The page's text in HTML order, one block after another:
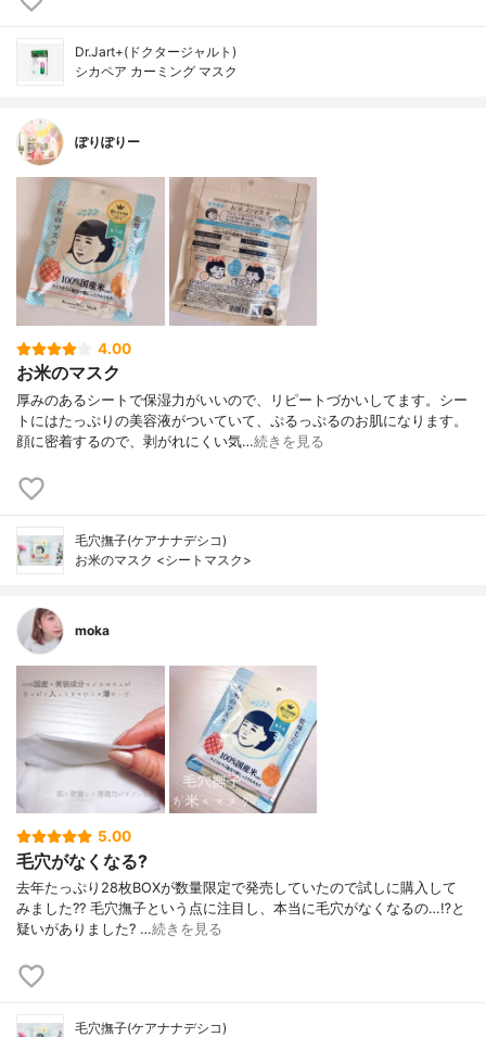
Dr.Jart+(ドクタージャルト)
シカペア カーミング マスク
ぽりぽりー
4.00
お米のマスク
厚みのあるシートで保湿力がいいので、リピートづかいしてます。シー
トにはたっぷりの美容液がついていて、ぷるっぷるのお肌になります。
顔に密着するので、剥がれにくい気…続きを見る
毛穴撫子(ケアナナデシコ)
お米のマスク <シートマスク>
moka
5.00
毛穴がなくなる?
去年たっぷり28枚BOXが数量限定で発売していたので試しに購入して
みました?? 毛穴撫子という点に注目し、本当に毛穴がなくなるの…⁉︎と
疑いがありました? …続きを見る
毛穴撫子(ケアナナデシコ)